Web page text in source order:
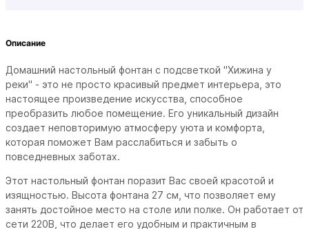
Описание
Домашний настольный фонтан с подсветкой "Хижина у
реки" - это не просто красивый предмет интерьера, это
настоящее произведение искусства, способное
преобразить любое помещение. Его уникальный дизайн
создает неповторимую атмосферу уюта и комфорта,
которая поможет Вам расслабиться и забыть о
повседневных заботах.
Этот настольный фонтан поразит Вас своей красотой и
изящностью. Высота фонтана 27 см, что позволяет ему
занять достойное место на столе или полке. Он работает от
сети 220В, что делает его удобным и практичным в